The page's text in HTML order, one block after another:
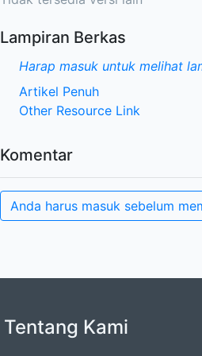
Lampiran Berkas
Harap masuk untuk melihat
Artikel Penuh
Other Resource Link
Komentar
Anda harus masuk sebelum
Tentang Kami